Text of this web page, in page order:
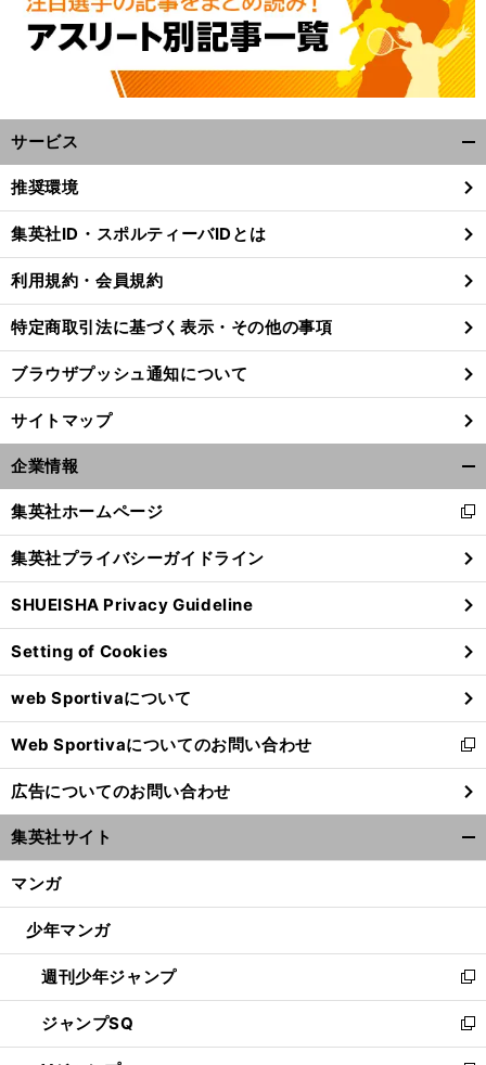
終
。
サービス
閉
る
推奨環境
集英社ID・スポルティーバIDとは
利用規約・会員規約
特定商取引法に基づく表示・その他の事項
ブラウザプッシュ通知について
サイトマップ
企業情報
閉
る
集英社ホームページ
新
し
い
ウ
ィ
ン
ド
ウ
で
開
く
集英社プライバシーガイドライン
SHUEISHA Privacy Guideline
Setting of Cookies
web Sportivaについて
Web Sportivaについてのお問い合わせ
新
し
い
ウ
ィ
ン
ウ
開
く
広告についてのお問い合わせ
集英社サイト
マンガ
少年マンガ
週刊少年ジャンプ
新
し
い
ウ
ジャンプSQ
新
し